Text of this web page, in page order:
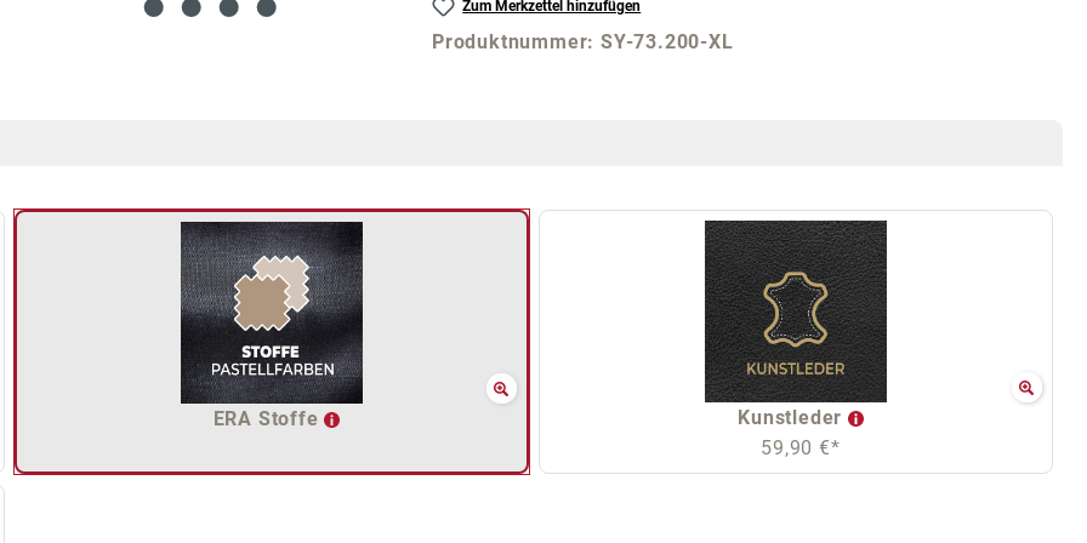
Zum Merkzettel hinzufügen
Produktnummer:SY-73.200-XL
ERA Stoffe
Kunstleder
59,90 €*